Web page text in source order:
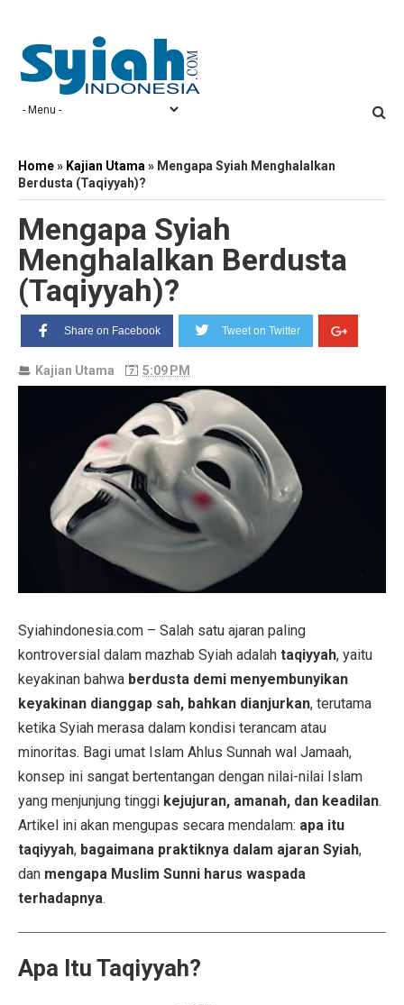
Home» Kajian Utama » Mengapa Syiah Menghalalkan
Berdusta (Taqiyyah)?
Mengapa Syiah
Menghalalkan Berdusta
(Taqiyyah)?
Share on Facebook Tweet on Twitter
Kajian Utama 5:09 PM
Syiahindonesia.com – Salah satu ajaran paling
kontroversial dalam mazhab Syiah adalah taqiyyah, yaitu
keyakinan bahwa berdusta demi menyembunyikan
keyakinan dianggap sah, bahkan dianjurkan, terutama
ketika Syiah merasa dalam kondisi terancam atau
minoritas. Bagi umat Islam Ahlus Sunnah wal Jamaah,
konsep ini sangat bertentangan dengan nilai-nilai Islam
yang menjunjung tinggi kejujuran, amanah, dan keadilan.
Artikel ini akan mengupas secara mendalam: apa itu
taqiyyah, bagaimana praktiknya dalam ajaran Syiah,
dan mengapa Muslim Sunni harus waspada
terhadapnya.
Apa Itu Taqiyyah?